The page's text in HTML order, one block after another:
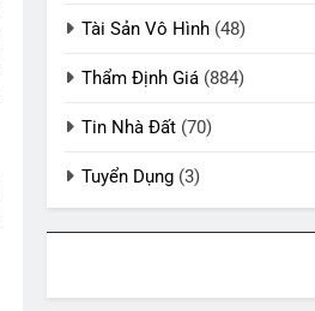
Tài Sản Vô Hình (48)
Thẩm Định Giá (884)
Tin Nhà Đất (70)
Tuyển Dụng (3)